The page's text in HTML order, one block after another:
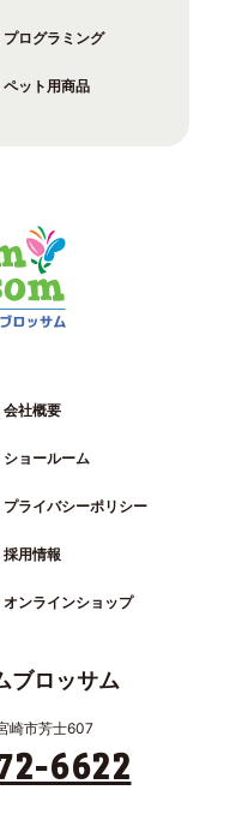
プログラミング
ペット用商品
会社概要
ショールーム
プライバシーポリシー
採用情報
オンラインショップ
ブロッサム
崎市芳士607
6622